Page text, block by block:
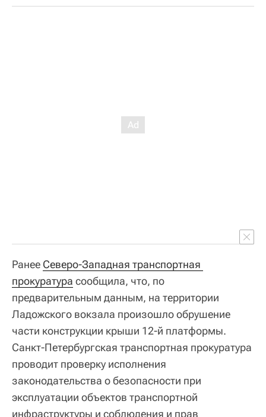
Ранее Северо-Западная транспортная
прокуратура сообщила, что, по
предварительным данным, на территории
Ладожского вокзала произошло обрушение
части конструкции крыши 12-й платформы.
Санкт-Петербургская транспортная прокуратура
проводит проверку исполнения
законодательства о безопасности при
эксплуатации объектов транспортной
инфраструктуры и соблюдения и прав